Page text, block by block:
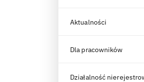
Aktualności
Dla pracowników
Działalność